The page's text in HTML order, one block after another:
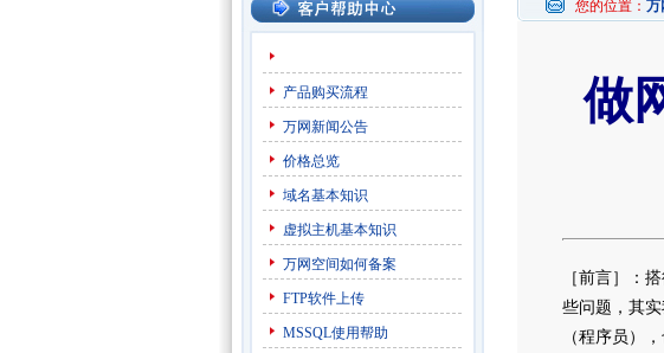
产品购买流程
万网新闻公告
价格总览
域名基本知识
虚拟主机基本知识
万网空间如何备案
FTP软件上传
MSSQL使用帮助
您的位置： 万
做
［前言］：
些问题，其
（程序员）